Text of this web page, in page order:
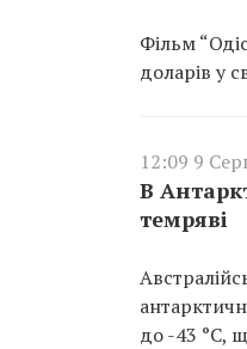
Фільм
доларів у
12:09 9
В
темряві
до -43 °C,